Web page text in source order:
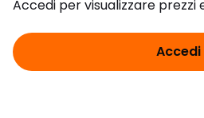
Accedi per visualizzare prezzi
Accedi